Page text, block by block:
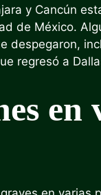
y Cancún
de México.
despegaron,
regresó a
en